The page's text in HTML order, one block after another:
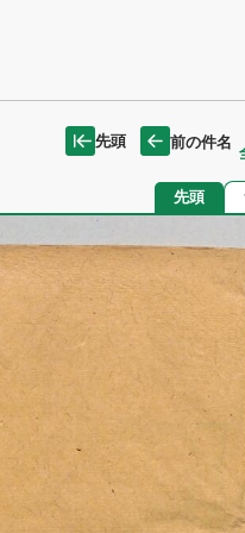
先頭 前の件名
先頭 ペ